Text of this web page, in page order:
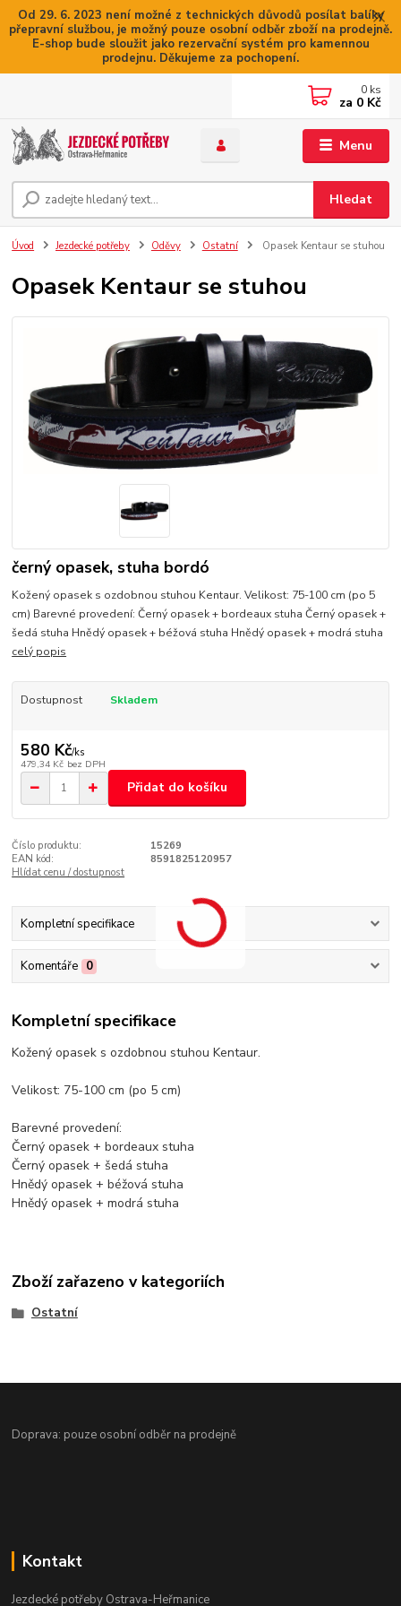
Od 29. 6. 2023 není možné z technických důvodů posílat balíky
přepravní službou, je možný pouze osobní odběr zboží na prodejně.
E-shop bude sloužit jako rezervační systém pro kamennou
prodejnu. Děkujeme za pochopení.
Menu
Hledat
0 ks
za 0 Kč
Úvod Jezdecké potřeby Oděvy Ostatní Opasek Kentaur se stuhou
Opasek Kentaur se stuhou
černý opasek, stuha bordó
Kožený opasek s ozdobnou stuhou Kentaur. Velikost: 75-100 cm (po 5
cm) Barevné provedení: Černý opasek + bordeaux stuha Černý opasek +
šedá stuha Hnědý opasek + béžová stuha Hnědý opasek + modrá stuha
celý popis
Dostupnost Skladem
580 Kč/ks
479,34 Kč bez DPH
Přidat do košíku
Číslo produktu:
15269
EAN kód:
8591825120957
Hlídat cenu / dostupnost
Kompletní specifikace
Komentáře 0
Kompletní specifikace
Kožený opasek s ozdobnou stuhou Kentaur.
Velikost: 75-100 cm (po 5 cm)
Barevné provedení:
Černý opasek + bordeaux stuha
Černý opasek + šedá stuha
Hnědý opasek + béžová stuha
Hnědý opasek + modrá stuha
Zboží zařazeno v kategoriích
Ostatní
Doprava: pouze osobní odběr na prodejně
Kontakt
Jezdecké potřeby Ostrava-Heřmanice